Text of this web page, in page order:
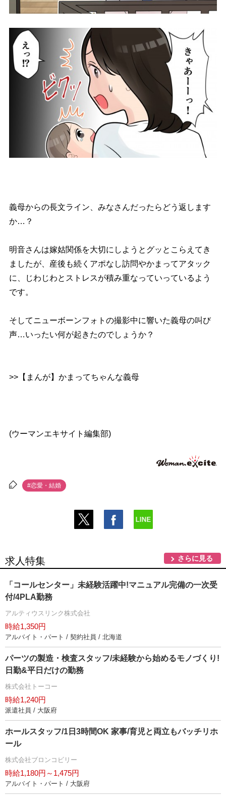
義母からの長文ライン、みなさんだったらどう返します
か…？
明音さんは嫁姑関係を大切にしようとグッとこらえてき
ましたが、産後も続くアポなし訪問やかまってアタック
に、じわじわとストレスが積み重なっていっているよう
です。
そしてニューボーンフォトの撮影中に響いた義母の叫び
声…いったい何が起きたのでしょうか？
>>【まんが】かまってちゃんな義母
(ウーマンエキサイト編集部)
#恋愛・結婚
求人特集 さらに見る
「コールセンター」未経験活躍中!マニュアル完備の一次受
付/4PLA勤務
アルティウスリンク株式会社
時給1,350円
アルバイト・パート / 契約社員 / 北海道
パーツの製造・検査スタッフ/未経験から始めるモノづくり!
日勤&平日だけの勤務
株式会社トーコー
時給1,240円
派遣社員 / 大阪府
ホールスタッフ/1日3時間OK 家事/育児と両立もバッチリホ
ール
株式会社ブロンコビリー
時給1,180円～1,475円
アルバイト・パート / 大阪府